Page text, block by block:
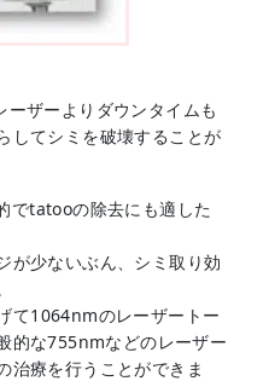
ザーよりダウンタイムも
してシミを破壊することが
でtatooの除去にも適した
が少ないぶん、シミ取り効
て1064nmのレーザートー
的な755nmなどのレーザー
治療を行うことができま